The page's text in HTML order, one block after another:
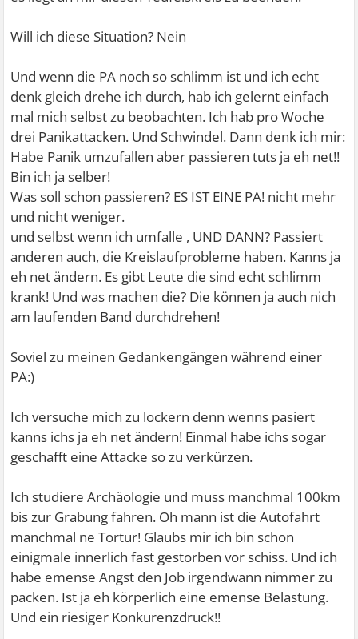
Will ich diese Situation? Nein
Und wenn die PA noch so schlimm ist und ich echt
denk gleich drehe ich durch, hab ich gelernt einfach
mal mich selbst zu beobachten. Ich hab pro Woche
drei Panikattacken. Und Schwindel. Dann denk ich mir:
Habe Panik umzufallen aber passieren tuts ja eh net!!
Bin ich ja selber!
Was soll schon passieren? ES IST EINE PA! nicht mehr
und nicht weniger.
und selbst wenn ich umfalle , UND DANN? Passiert
anderen auch, die Kreislaufprobleme haben. Kanns ja
eh net ändern. Es gibt Leute die sind echt schlimm
krank! Und was machen die? Die können ja auch nich
am laufenden Band durchdrehen!
Soviel zu meinen Gedankengängen während einer
PA:)
Ich versuche mich zu lockern denn wenns pasiert
kanns ichs ja eh net ändern! Einmal habe ichs sogar
geschafft eine Attacke so zu verkürzen.
Ich studiere Archäologie und muss manchmal 100km
bis zur Grabung fahren. Oh mann ist die Autofahrt
manchmal ne Tortur! Glaubs mir ich bin schon
einigmale innerlich fast gestorben vor schiss. Und ich
habe emense Angst den Job irgendwann nimmer zu
packen. Ist ja eh körperlich eine emense Belastung.
Und ein riesiger Konkurenzdruck!!